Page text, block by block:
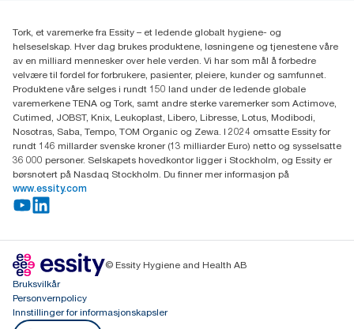
(+47) 22 70 62 00
Fredrik Selmers vei 6
0603 OSLO
Tork, et varemerke fra Essity – et ledende globalt hygiene- og
helseselskap. Hver dag brukes produktene, løsningene og tjenestene våre
av en milliard mennesker over hele verden. Vi har som mål å forbedre
velvære til fordel for forbrukere, pasienter, pleiere, kunder og samfunnet.
Produktene våre selges i rundt 150 land under de ledende globale
varemerkene TENA og Tork, samt andre sterke varemerker som Actimove,
Cutimed, JOBST, Knix, Leukoplast, Libero, Libresse, Lotus, Modibodi,
Nosotras, Saba, Tempo, TOM Organic og Zewa. I 2024 omsatte Essity for
rundt 146 millarder svenske kroner (13 milliarder Euro) netto og sysselsatte
36 000 personer. Selskapets hovedkontor ligger i Stockholm, og Essity er
børsnotert på Nasdaq Stockholm. Du finner mer informasjon på
www.essity.com
© Essity Hygiene and Health AB
Bruksvilkår
Personvernpolicy
Innstillinger for informasjonskapsler